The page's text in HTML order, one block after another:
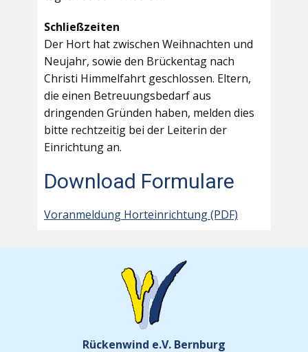
Schließzeiten
Der Hort hat zwischen Weihnachten und
Neujahr, sowie den Brückentag nach
Christi Himmelfahrt geschlossen. Eltern,
die einen Betreuungsbedarf aus
dringenden Gründen haben, melden dies
bitte rechtzeitig bei der Leiterin der
Einrichtung an.
Download Formulare
Voranmeldung Horteinrichtung (PDF)
Rückenwind e.V. Bernburg